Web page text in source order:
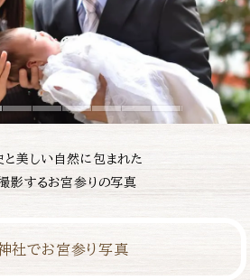
美しい自然に包まれた
影するお宮参りの写真
社でお宮参り写真